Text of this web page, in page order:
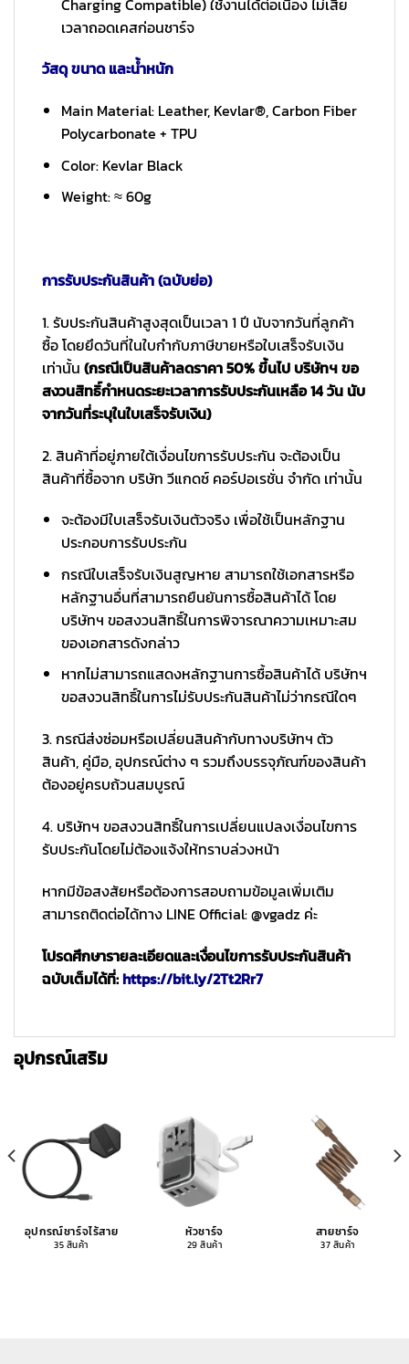
เวลาถอดเคสก่อนชาร์จ
วัสดุ ขนาด และน้ำหนัก
Main Material: Leather, Kevlar®, Carbon Fiber
Polycarbonate + TPU
Color: Kevlar Black
Weight: ≈ 60g
การรับประกันสินค้า (ฉบับย่อ)
1. รับประกันสินค้าสูงสุดเป็นเวลา 1 ปี นับจากวันที่ลูกค้า
ซื้อ โดยยึดวันที่ในใบกำกับภาษีขายหรือใบเสร็จรับเงิน
เท่านั้น (กรณีเป็นสินค้าลดราคา 50% ขึ้นไป บริษัทฯ ขอ
สงวนสิทธิ์กำหนดระยะเวลาการรับประกันเหลือ 14 วัน นับ
จากวันที่ระบุในใบเสร็จรับเงิน)
2. สินค้าที่อยู่ภายใต้เงื่อนไขการรับประกัน จะต้องเป็น
สินค้าที่ซื้อจาก บริษัท วีแกดซ์ คอร์ปอเรชั่น จำกัด เท่านั้น
จะต้องมีใบเสร็จรับเงินตัวจริง เพื่อใช้เป็นหลักฐาน
ประกอบการรับประกัน
กรณีใบเสร็จรับเงินสูญหาย สามารถใช้เอกสารหรือ
หลักฐานอื่นที่สามารถยืนยันการซื้อสินค้าได้ โดย
บริษัทฯ ขอสงวนสิทธิ์ในการพิจารณาความเหมาะสม
ของเอกสารดังกล่าว
หากไม่สามารถแสดงหลักฐานการซื้อสินค้าได้ บริษัทฯ
ขอสงวนสิทธิ์ในการไม่รับประกันสินค้าไม่ว่ากรณีใดๆ
3. กรณีส่งซ่อมหรือเปลี่ยนสินค้ากับทางบริษัทฯ ตัว
สินค้า, คู่มือ, อุปกรณ์ต่าง ๆ รวมถึงบรรจุภัณฑ์ของสินค้า
ต้องอยู่ครบถ้วนสมบูรณ์
4. บริษัทฯ ขอสงวนสิทธิ์ในการเปลี่ยนแปลงเงื่อนไขการ
รับประกันโดยไม่ต้องแจ้งให้ทราบล่วงหน้า
หากมีข้อสงสัยหรือต้องการสอบถามข้อมูลเพิ่มเติม
สามารถติดต่อได้ทาง LINE Official: @vgadz ค่ะ
โปรดศึกษารายละเอียดและเงื่อนไขการรับประกันสินค้า
ฉบับเต็มได้ที่:https://bit.ly/2Tt2Rr7
อุปกรณ์เสริม
อุปกรณ์ชาร์จไร้สาย
35 สินค้า
หัวชาร์จ
29 สินค้า
สายชาร์จ
37 สินค้า